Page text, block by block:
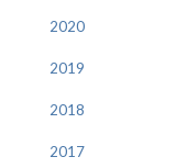
2020
2019
2018
2017